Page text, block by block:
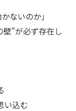
ないのか」
”が必ず存在し
い込む